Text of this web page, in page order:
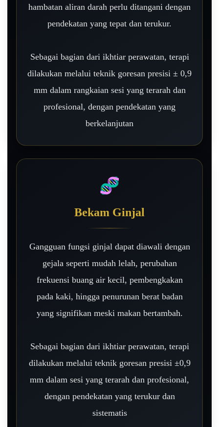
hambatan aliran darah perlu ditangani dengan
pendekatan yang tepat dan terukur.
Sebagai bagian dari ikhtiar perawatan, terapi
dilakukan melalui teknik goresan presisi ± 0,9
mm dalam rangkaian sesi yang terarah dan
profesional, dengan pendekatan yang
berkelanjutan
🧬
Bekam Ginjal
Gangguan fungsi ginjal dapat diawali dengan
gejala seperti mudah lelah, perubahan
frekuensi buang air kecil, pembengkakan
pada kaki, hingga penurunan berat badan
yang signifikan meski makan bertambah.
Sebagai bagian dari ikhtiar perawatan, terapi
dilakukan melalui teknik goresan presisi ±0,9
mm dalam sesi yang terarah dan profesional,
dengan pendekatan yang terukur dan
sistematis